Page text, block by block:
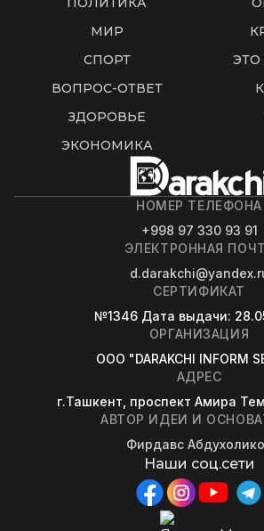
МИР
СПОРТ
ВОПРОС-ОТВЕТ
ЗДОРОВЬЕ
ЭКОНОМИКА
НОМЕР ТЕЛЕФОНА
+998 97 330 93 91
ЭЛЕКТРОННАЯ
СЕРТИФИКАТ
№1346 Дата выдачи:
ОРГАНИЗАЦИЯ
OOO "DARAKCHI INFORM
АДРЕС
г.Ташкент, проспект Амира
АВТОР ИДЕИ И
Фирдавс
Наши соц.сети